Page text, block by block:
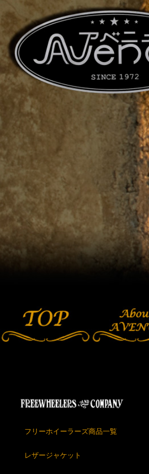
フリーホイーラーズ商品一覧
レザージャケット